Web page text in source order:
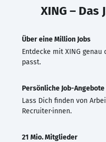
XING –
Über eine Million Jobs
Entdecke mit XING genau
passt.
Persönliche Job-Angebote
Lass Dich finden von
Recruiter·innen.
21 Mio. Mitglieder